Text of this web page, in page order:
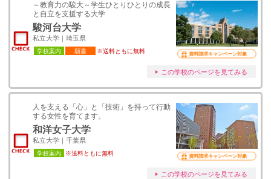
～教育力の駿大～学生ひとりひとりの成長
と自立を支援する大学
駿河台大学
私立大学｜埼玉県
学校案内 願書 ※送料ともに無料 資料請求キャンペーン対象
この学校のページを見てみる
人を支える「心」と「技術」を持って行動
する女性を育てます。
和洋女子大学
私立大学｜千葉県
学校案内 ※送料ともに無料 資料請求キャンペーン対象
この学校のページを見てみる